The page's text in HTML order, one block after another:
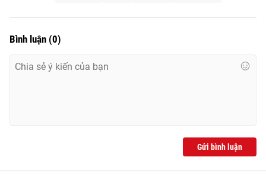
Bình luận (0)
Gửi bình luận